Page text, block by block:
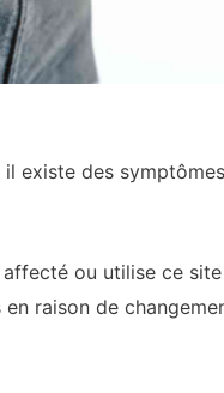
existe des symptômes
ou utilise ce site
raison de